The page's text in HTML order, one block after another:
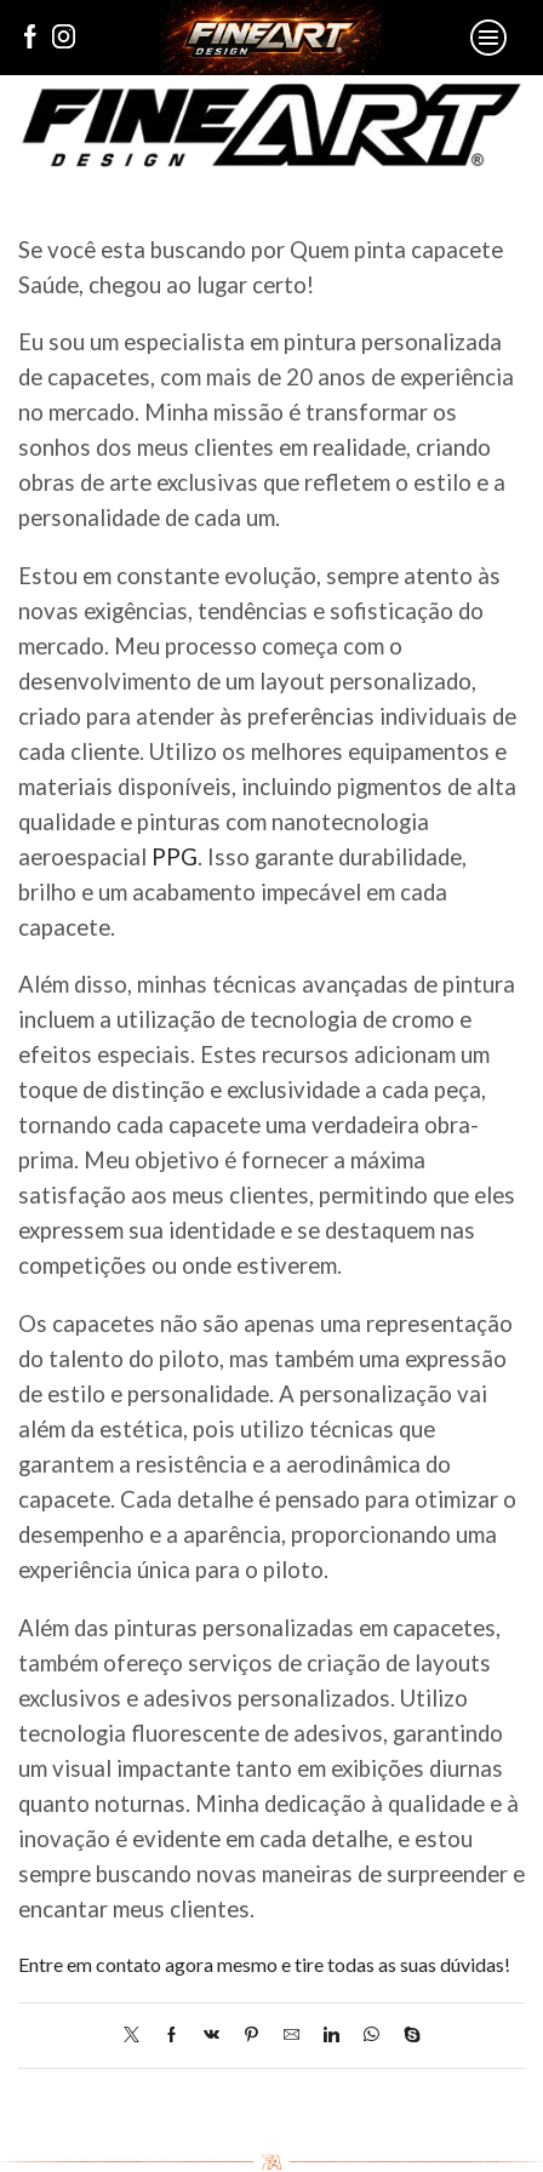
Se você esta buscando por Quem pinta capacete
Saúde, chegou ao lugar certo!
Eu sou um especialista em pintura personalizada
de capacetes, com mais de 20 anos de experiência
no mercado. Minha missão é transformar os
sonhos dos meus clientes em realidade, criando
obras de arte exclusivas que refletem o estilo e a
personalidade de cada um.
Estou em constante evolução, sempre atento às
novas exigências, tendências e sofisticação do
mercado. Meu processo começa com o
desenvolvimento de um layout personalizado,
criado para atender às preferências individuais de
cada cliente. Utilizo os melhores equipamentos e
materiais disponíveis, incluindo pigmentos de alta
qualidade e pinturas com nanotecnologia
aeroespacial PPG. Isso garante durabilidade,
brilho e um acabamento impecável em cada
capacete.
Além disso, minhas técnicas avançadas de pintura
incluem a utilização de tecnologia de cromo e
efeitos especiais. Estes recursos adicionam um
toque de distinção e exclusividade a cada peça,
tornando cada capacete uma verdadeira obra-
prima. Meu objetivo é fornecer a máxima
satisfação aos meus clientes, permitindo que eles
expressem sua identidade e se destaquem nas
competições ou onde estiverem.
Os capacetes não são apenas uma representação
do talento do piloto, mas também uma expressão
de estilo e personalidade. A personalização vai
além da estética, pois utilizo técnicas que
garantem a resistência e a aerodinâmica do
capacete. Cada detalhe é pensado para otimizar o
desempenho e a aparência, proporcionando uma
experiência única para o piloto.
Além das pinturas personalizadas em capacetes,
também ofereço serviços de criação de layouts
exclusivos e adesivos personalizados. Utilizo
tecnologia fluorescente de adesivos, garantindo
um visual impactante tanto em exibições diurnas
quanto noturnas. Minha dedicação à qualidade e à
inovação é evidente em cada detalhe, e estou
sempre buscando novas maneiras de surpreender e
encantar meus clientes.
Entre em contato agora mesmo e tire todas as suas dúvidas!